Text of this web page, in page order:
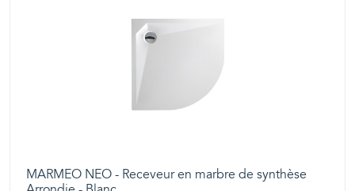
MARMEO NEO - Receveur en marbre de synthèse